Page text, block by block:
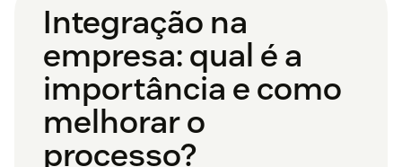
Integração na
empresa: qual é a
importância e como
melhorar o
processo?